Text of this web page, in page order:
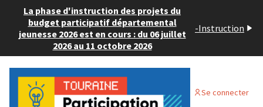
La phase d'instruction des projets du
budget participatif départemental
jeunesse 2026 est en cours : du 06 juillet
2026 au 11 octobre 2026
-Instruction
Se connecter